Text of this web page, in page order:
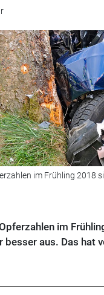
im Frühling 2018
im
besser aus. Das hat